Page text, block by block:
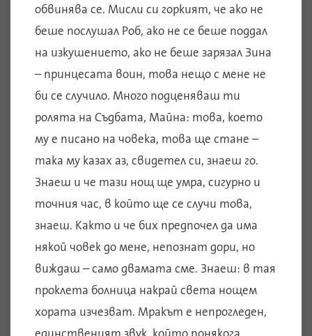
обвинява се. Мисли си горкият, че ако не
беше послушал Роб, ако не се беше поддал
на изкушението, ако не беше зарязал Зина
– принцесата воин, това нещо с мене не
би се случило. Много подценяваш ти
ролята на Съдбата, Майна: това, което
му е писано на човека, това ще стане –
така му казах аз, свидетел си, знаеш го.
Знаеш и че тази нощ ще умра, сигурно и
точния час, в който ще се случи това,
знаеш. Както и че бих предпочел да има
някой човек до мене, непознат дори, но
виждаш – само двамата сме. Знаеш: в тая
проклета болница накрай света нощем
хората изчезват. Мракът е непрогледен,